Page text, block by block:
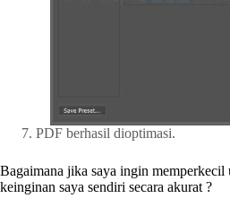
PDF berhasil dioptimasi.
Bagaimana jika saya ingin memperkecil
keinginan saya sendiri secara akurat ?